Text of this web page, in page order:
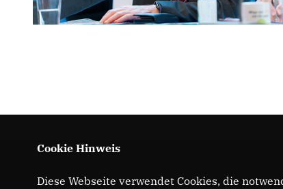
Cookie Hinweis
Diese Webseite verwendet Cookies, die